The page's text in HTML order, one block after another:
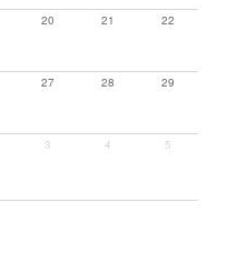
20 21 22
27 28 29
3 4 5